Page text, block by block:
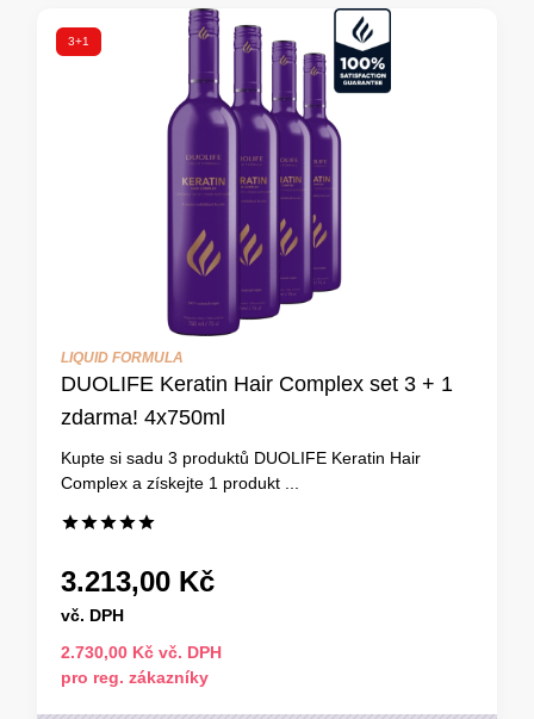
3+1
LIQUID FORMULA
DUOLIFE Keratin Hair Complex set 3 + 1
zdarma! 4x750ml
Kupte si sadu 3 produktů DUOLIFE Keratin Hair
Complex a získejte 1 produkt ...
3.213,00 Kč
vč. DPH
2.730,00 Kč vč. DPH
pro reg. zákazníky